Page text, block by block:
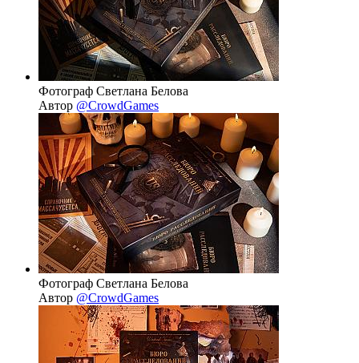
Фотограф Светлана Белова
Автор @CrowdGames
Фотограф Светлана Белова
Автор @CrowdGames